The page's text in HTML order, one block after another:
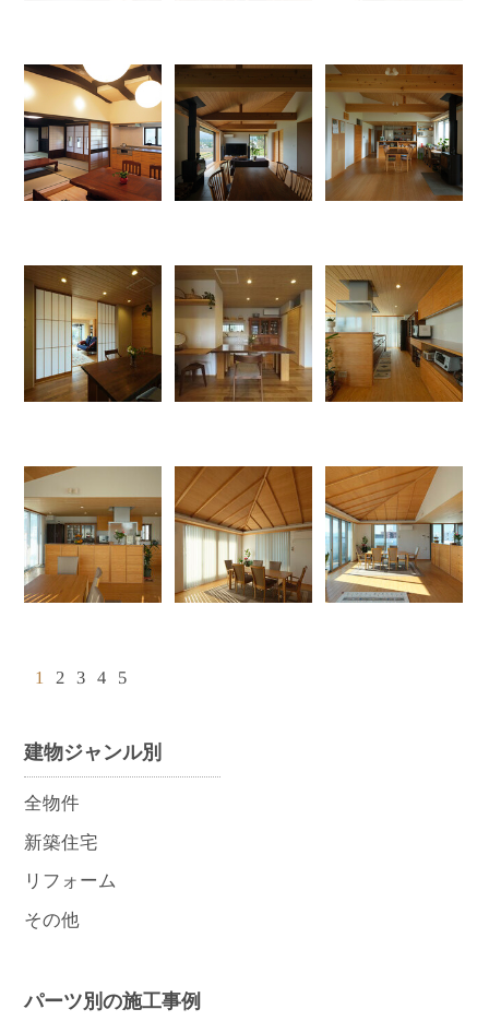
1 2 3 4 5
建物ジャンル別
全物件
新築住宅
リフォーム
その他
パーツ別の施工事例